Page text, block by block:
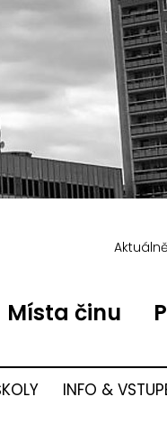
Místa činu
INFO &